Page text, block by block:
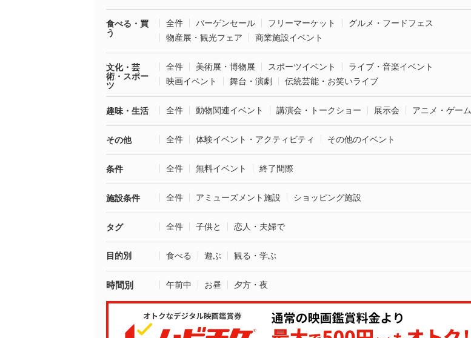
食べる・買
う
全件 バーゲンセール フリーマーケット
グルメ・フードフェス
物産展・観光フェア
商業施設イベント
文化・芸
術・スポー
ツ
全件 美術展・博物展 スポーツイベント
ライブ・音楽イベント
映画イベント
舞台・演劇 伝統芸能・お笑いライブ
趣味・生活 全件 動物関連イベント 講演会・トークショー 展示会 アニメ・ゲーム
その他 全件 体験イベント・アクティビティ その他のイベント
条件 全件 無料イベント 終了間際
施設条件 全件 アミューズメント施設 ショッピング施設
タグ 全件 子供と 恋人・夫婦で
目的別 食べる 遊ぶ 観る・学ぶ
時間別 午前中 お昼 夕方・夜